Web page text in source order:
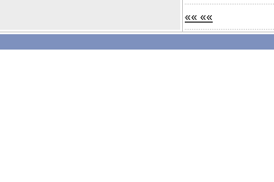
«« ««